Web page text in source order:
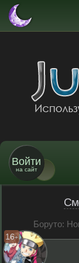
Войти
на сайт
Боруто:
16+